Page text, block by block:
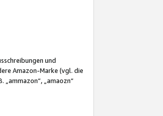
und
Amazon-Marke (vgl. die
„ammazon“, „amaozn“